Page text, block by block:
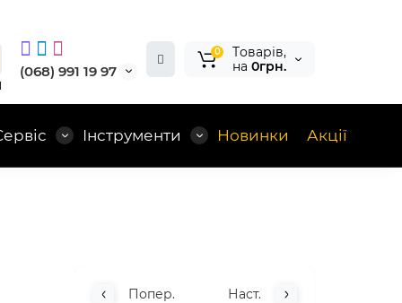
(068) 991 19 97
0
Tоварів,
на 0грн.
Інструменти Новинки Акції
Попер. Наст.